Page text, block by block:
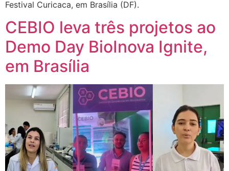
Festival Curicaca, em Brasília (DF).
CEBIO leva três projetos ao
Demo Day BioInova Ignite,
em Brasília